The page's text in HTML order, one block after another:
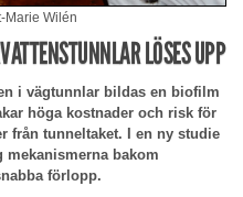
Marie Wilén
LÖSES UPP
i vägtunnlar bildas en biofilm
höga kostnader och risk för
från tunneltaket. I en ny studie
mekanismerna bakom
förlopp.